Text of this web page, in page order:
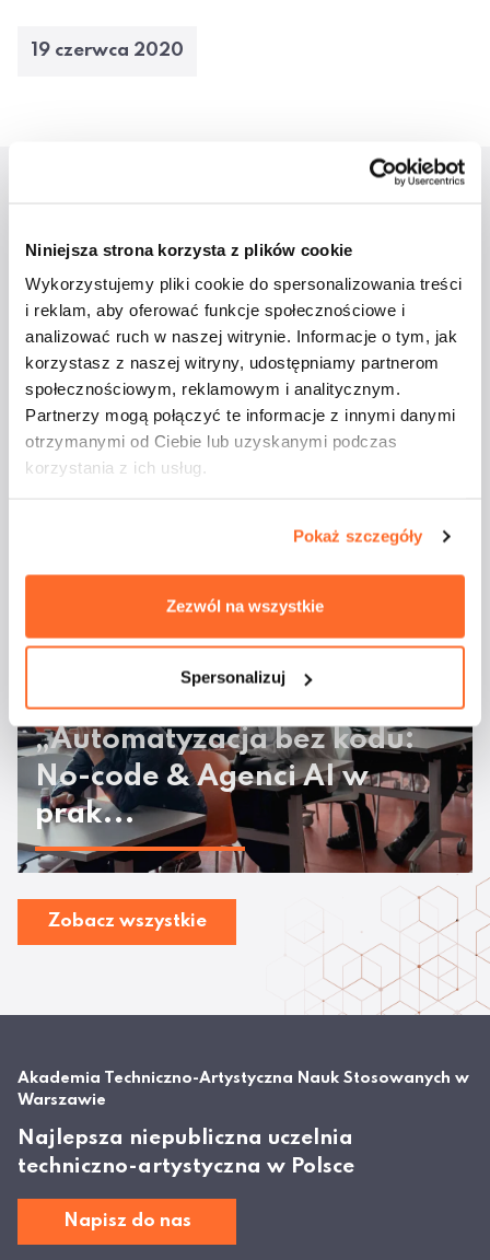
Niniejsza strona korzysta z plików cookie
Wykorzystujemy pliki cookie do spersonalizowania treści
i reklam, aby oferować funkcje społecznościowe i
analizować ruch w naszej witrynie. Informacje o tym, jak
korzystasz z naszej witryny, udostępniamy partnerom
społecznościowym, reklamowym i analitycznym.
Partnerzy mogą połączyć te informacje z innymi danymi
otrzymanymi od Ciebie lub uzyskanymi podczas
korzystania z ich usług.
Pokaż szczegóły
Zezwól na wszystkie
Spersonalizuj
19 czerwca 2020
Studenci ATA na
Odbyły się warsztaty
„Automatyzacja bez kodu:
No-code & Agenci AI w
prak...
Zobacz wszystkie
Akademia Techniczno-Artystyczna Nauk Stosowanych w
Warszawie
Najlepsza niepubliczna uczelnia
techniczno-artystyczna w Polsce
Napisz do nas